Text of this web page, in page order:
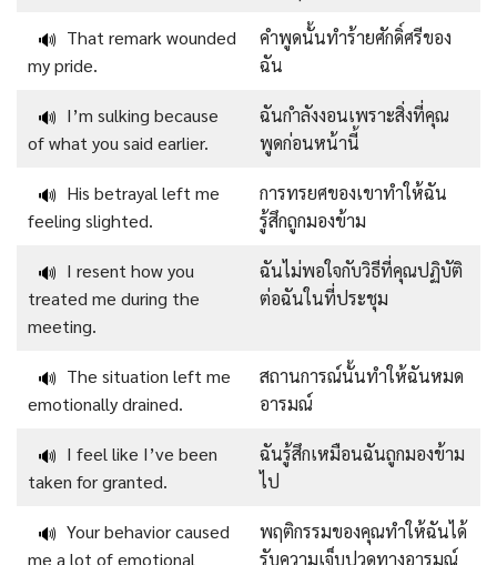
🔊 That remark wounded
my pride.
คำพูดนั้นทำร้ายศักดิ์ศรีของ
ฉัน
🔊 I’m sulking because
of what you said earlier.
ฉันกำลังงอนเพราะสิ่งที่คุณ
พูดก่อนหน้านี้
🔊 His betrayal left me
feeling slighted.
การทรยศของเขาทำให้ฉัน
รู้สึกถูกมองข้าม
🔊 I resent how you
treated me during the
meeting.
ฉันไม่พอใจกับวิธีที่คุณปฏิบัติ
ต่อฉันในที่ประชุม
🔊 The situation left me
emotionally drained.
สถานการณ์นั้นทำให้ฉันหมด
อารมณ์
🔊 I feel like I’ve been
taken for granted.
ฉันรู้สึกเหมือนฉันถูกมองข้าม
ไป
🔊 Your behavior caused
me a lot of emotional
พฤติกรรมของคุณทำให้ฉันได้
รับความเจ็บปวดทางอารมณ์